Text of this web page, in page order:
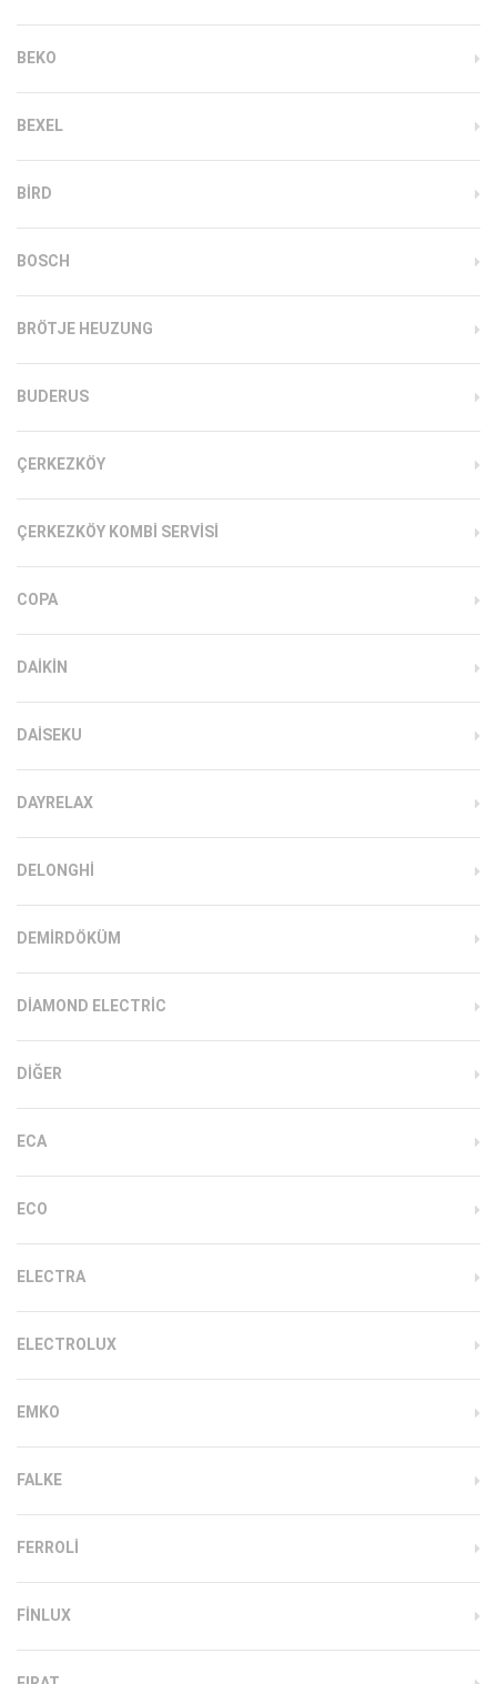
BEKO
BEXEL
BIRD
BOSCH
BRÖTJE HEUZUNG
BUDERUS
ÇERKEZKÖY
ÇERKEZKÖY KOMBI SERVISI
COPA
DAIKIN
DAISEKU
DAYRELAX
DELONGHI
DEMIRDÖKÜM
DIAMOND ELECTRIC
DIĞER
ECA
ECO
ELECTRA
ELECTROLUX
EMKO
FALKE
FERROLI
FINLUX